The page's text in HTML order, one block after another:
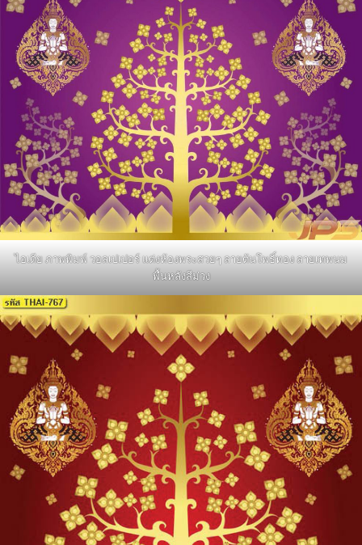
ไอเดีย ภาพพิมพ์ วอลเปเปอร์ แต่งห้องพระสวยๆ ลายต้นโพธิ์ทอง ลายเทพนม
พื้นหลังสีม่วง